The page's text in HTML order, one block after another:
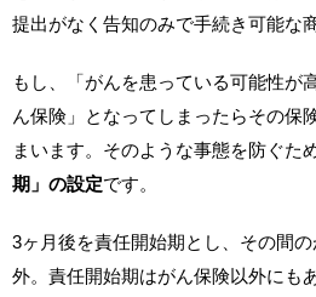
提出がなく告知のみで手続き可能な
もし、「がんを患っている可能性が
ん保険」となってしまったらその保
まいます。そのような事態を防ぐた
期」の設定です。
3ヶ月後を責任開始期とし、その間
外。責任開始期はがん保険以外にも